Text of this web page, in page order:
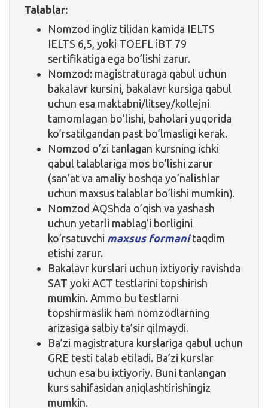
Talablar:
Nomzod ingliz tilidan kamida IELTS
IELTS 6,5, yoki TOEFL iBT 79
sertifikatiga ega bo’lishi zarur.
Nomzod: magistraturaga qabul uchun
bakalavr kursini, bakalavr kursiga qabul
uchun esa maktabni/litsey/kollejni
tamomlagan bo’lishi, baholari yuqorida
ko’rsatilgandan past bo’lmasligi kerak.
Nomzod o’zi tanlagan kursning ichki
qabul talablariga mos bo’lishi zarur
(san’at va amaliy boshqa yo’nalishlar
uchun maxsus talablar bo’lishi mumkin).
Nomzod AQShda o’qish va yashash
uchun yetarli mablag’i borligini
ko’rsatuvchi maxsus formanitaqdim
etishi zarur.
Bakalavr kurslari uchun ixtiyoriy ravishda
SAT yoki ACT testlarini topshirish
mumkin. Ammo bu testlarni
topshirmaslik ham nomzodlarning
arizasiga salbiy ta’sir qilmaydi.
Ba’zi magistratura kurslariga qabul uchun
GRE testi talab etiladi. Ba’zi kurslar
uchun esa bu ixtiyoriy. Buni tanlangan
kurs sahifasidan aniqlashtirishingiz
mumkin.